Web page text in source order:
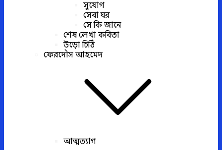
সুযোগ
সেবা ঘর
সে কি জানে
শেষ লেখা কবিতা
উড়ো চিঠি
ফেরদৌস আহমেদ
আত্মত্যাগ